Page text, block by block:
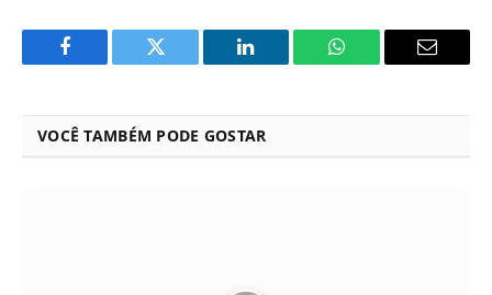
Facebook Twitter LinkedIn WhatsApp Email
VOCÊ TAMBÉM PODE GOSTAR